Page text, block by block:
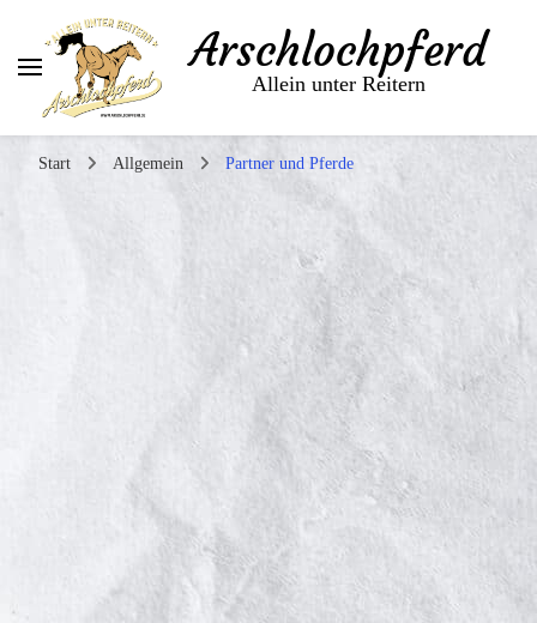
Arschlochpferd
Allein unter Reitern
Start Allgemein Partner und Pferde